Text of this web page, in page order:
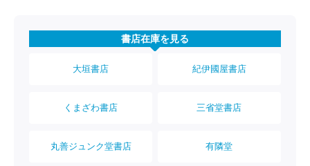
書店在庫を見る
大垣書店 紀伊國屋書店
くまざわ書店 三省堂書店
丸善ジュンク堂書店 有隣堂